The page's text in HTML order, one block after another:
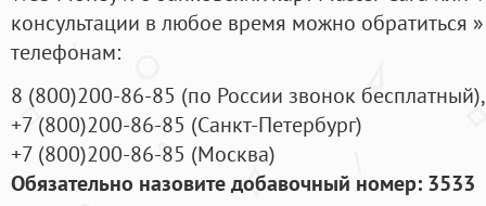
консультации в любое время можно обратиться
телефонам:
8 (800)200-86-85 (по России звонок бесплатный),
+7 (800)200-86-85 (Санкт-Петербург)
+7 (800)200-86-85 (Москва)
Обязательно назовите добавочный номер: 3533